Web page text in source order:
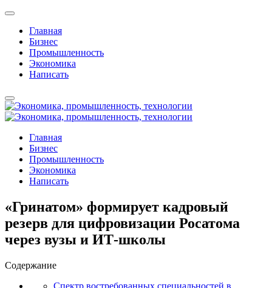
Главная
Бизнес
Промышленность
Экономика
Написать
Главная
Бизнес
Промышленность
Экономика
Написать
«Гринатом» формирует кадровый
резерв для цифровизации Росатома
через вузы и ИТ-школы
Содержание
Спектр востребованных специальностей в